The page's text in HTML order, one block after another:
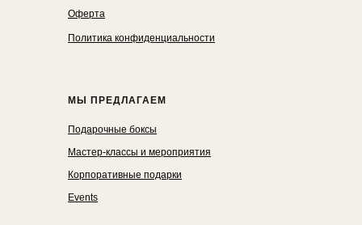
МЫ ПРЕДЛАГАЕМ
Оферта
Политика конфиденциальности
Подарочные боксы
Мастер-классы и мероприятия
Корпоративные подарки
Events